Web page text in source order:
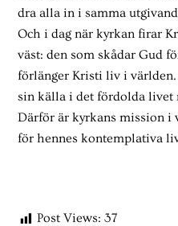
dra alla in i samma
Och i dag när kyrkan firar
väst: den som skådar Gud
förlänger Kristi liv i
sin källa i det fördolda livet
Därför är kyrkans mission i
för hennes kontemplativa
Post Views: 37